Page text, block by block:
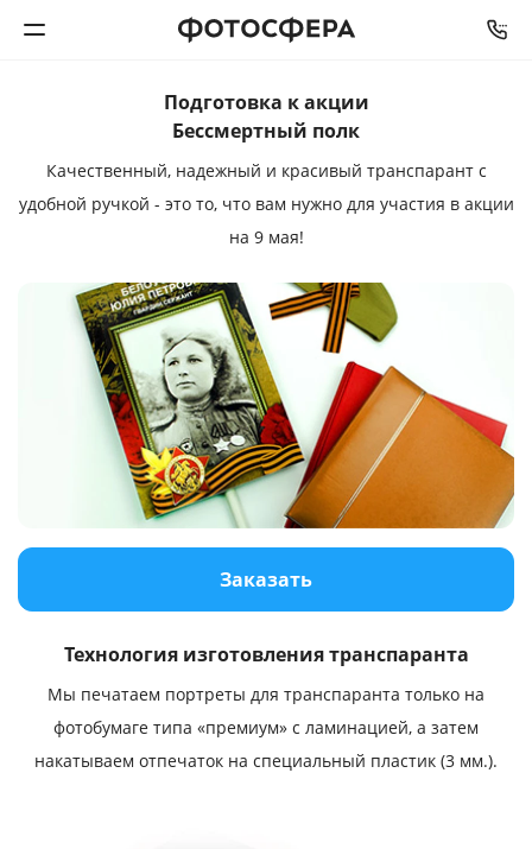
Фотокниги
Интерьерная печать
Фотоподарки
Багетная мастерская
Услуги и сервис
Подготовка к акции
Бессмертный полк
Качественный, надежный и красивый транспарант с
удобной ручкой - это то, что вам нужно для участия в акции
на 9 мая!
Заказать
Технология изготовления транспаранта
Мы печатаем портреты для транспаранта только на
фотобумаге типа «премиум» с ламинацией, а затем
накатываем отпечаток на специальный пластик (3 мм.).